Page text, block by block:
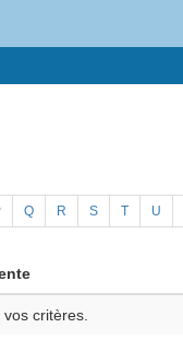
Q R S T U
critères.